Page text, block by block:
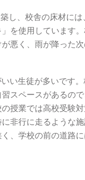
し、校舎の床材に
を使用しています
悪く、雨が降った
い生徒が多いです
スペースがあるの
授業では高校受験
非行に走るような
、学校の前の道路